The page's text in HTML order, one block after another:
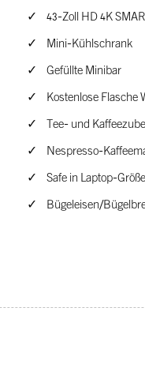
43-Zoll HD 4K
Mini-Kühlschrank
Gefüllte Minibar
Kostenlose Flasche
Tee- und
Nespresso-
Safe in Laptop-Größe
Bügeleisen/